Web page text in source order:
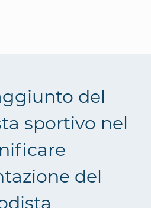
del
sportivo nel
del